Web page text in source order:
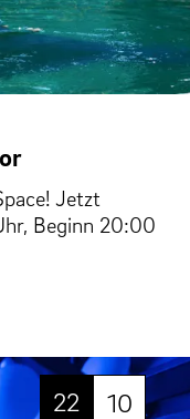
Jetzt
Beginn 20:00
22 10